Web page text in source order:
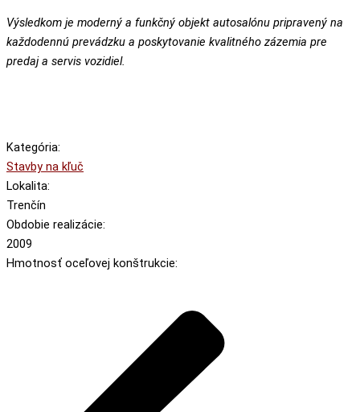
Výsledkom je moderný a funkčný objekt autosalónu pripravený na
každodennú prevádzku a poskytovanie kvalitného zázemia pre
predaj a servis vozidiel.
Kategória:
Stavby na kľuč
Lokalita:
Trenčín
Obdobie realizácie:
2009
Hmotnosť oceľovej konštrukcie: